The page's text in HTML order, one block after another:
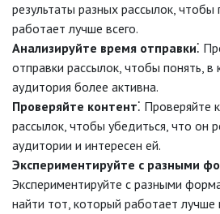
результаты разных рассылок, чтобы
работает лучше всего.
Анализируйте время отправки⁚
отправки рассылок, чтобы понять, в
аудитория более активна.
Проверяйте контент⁚ Проверяйте
рассылок, чтобы убедиться, что он
аудитории и интересен ей.
Экспериментируйте с разными
Экспериментируйте с разными
найти тот, который работает лучше